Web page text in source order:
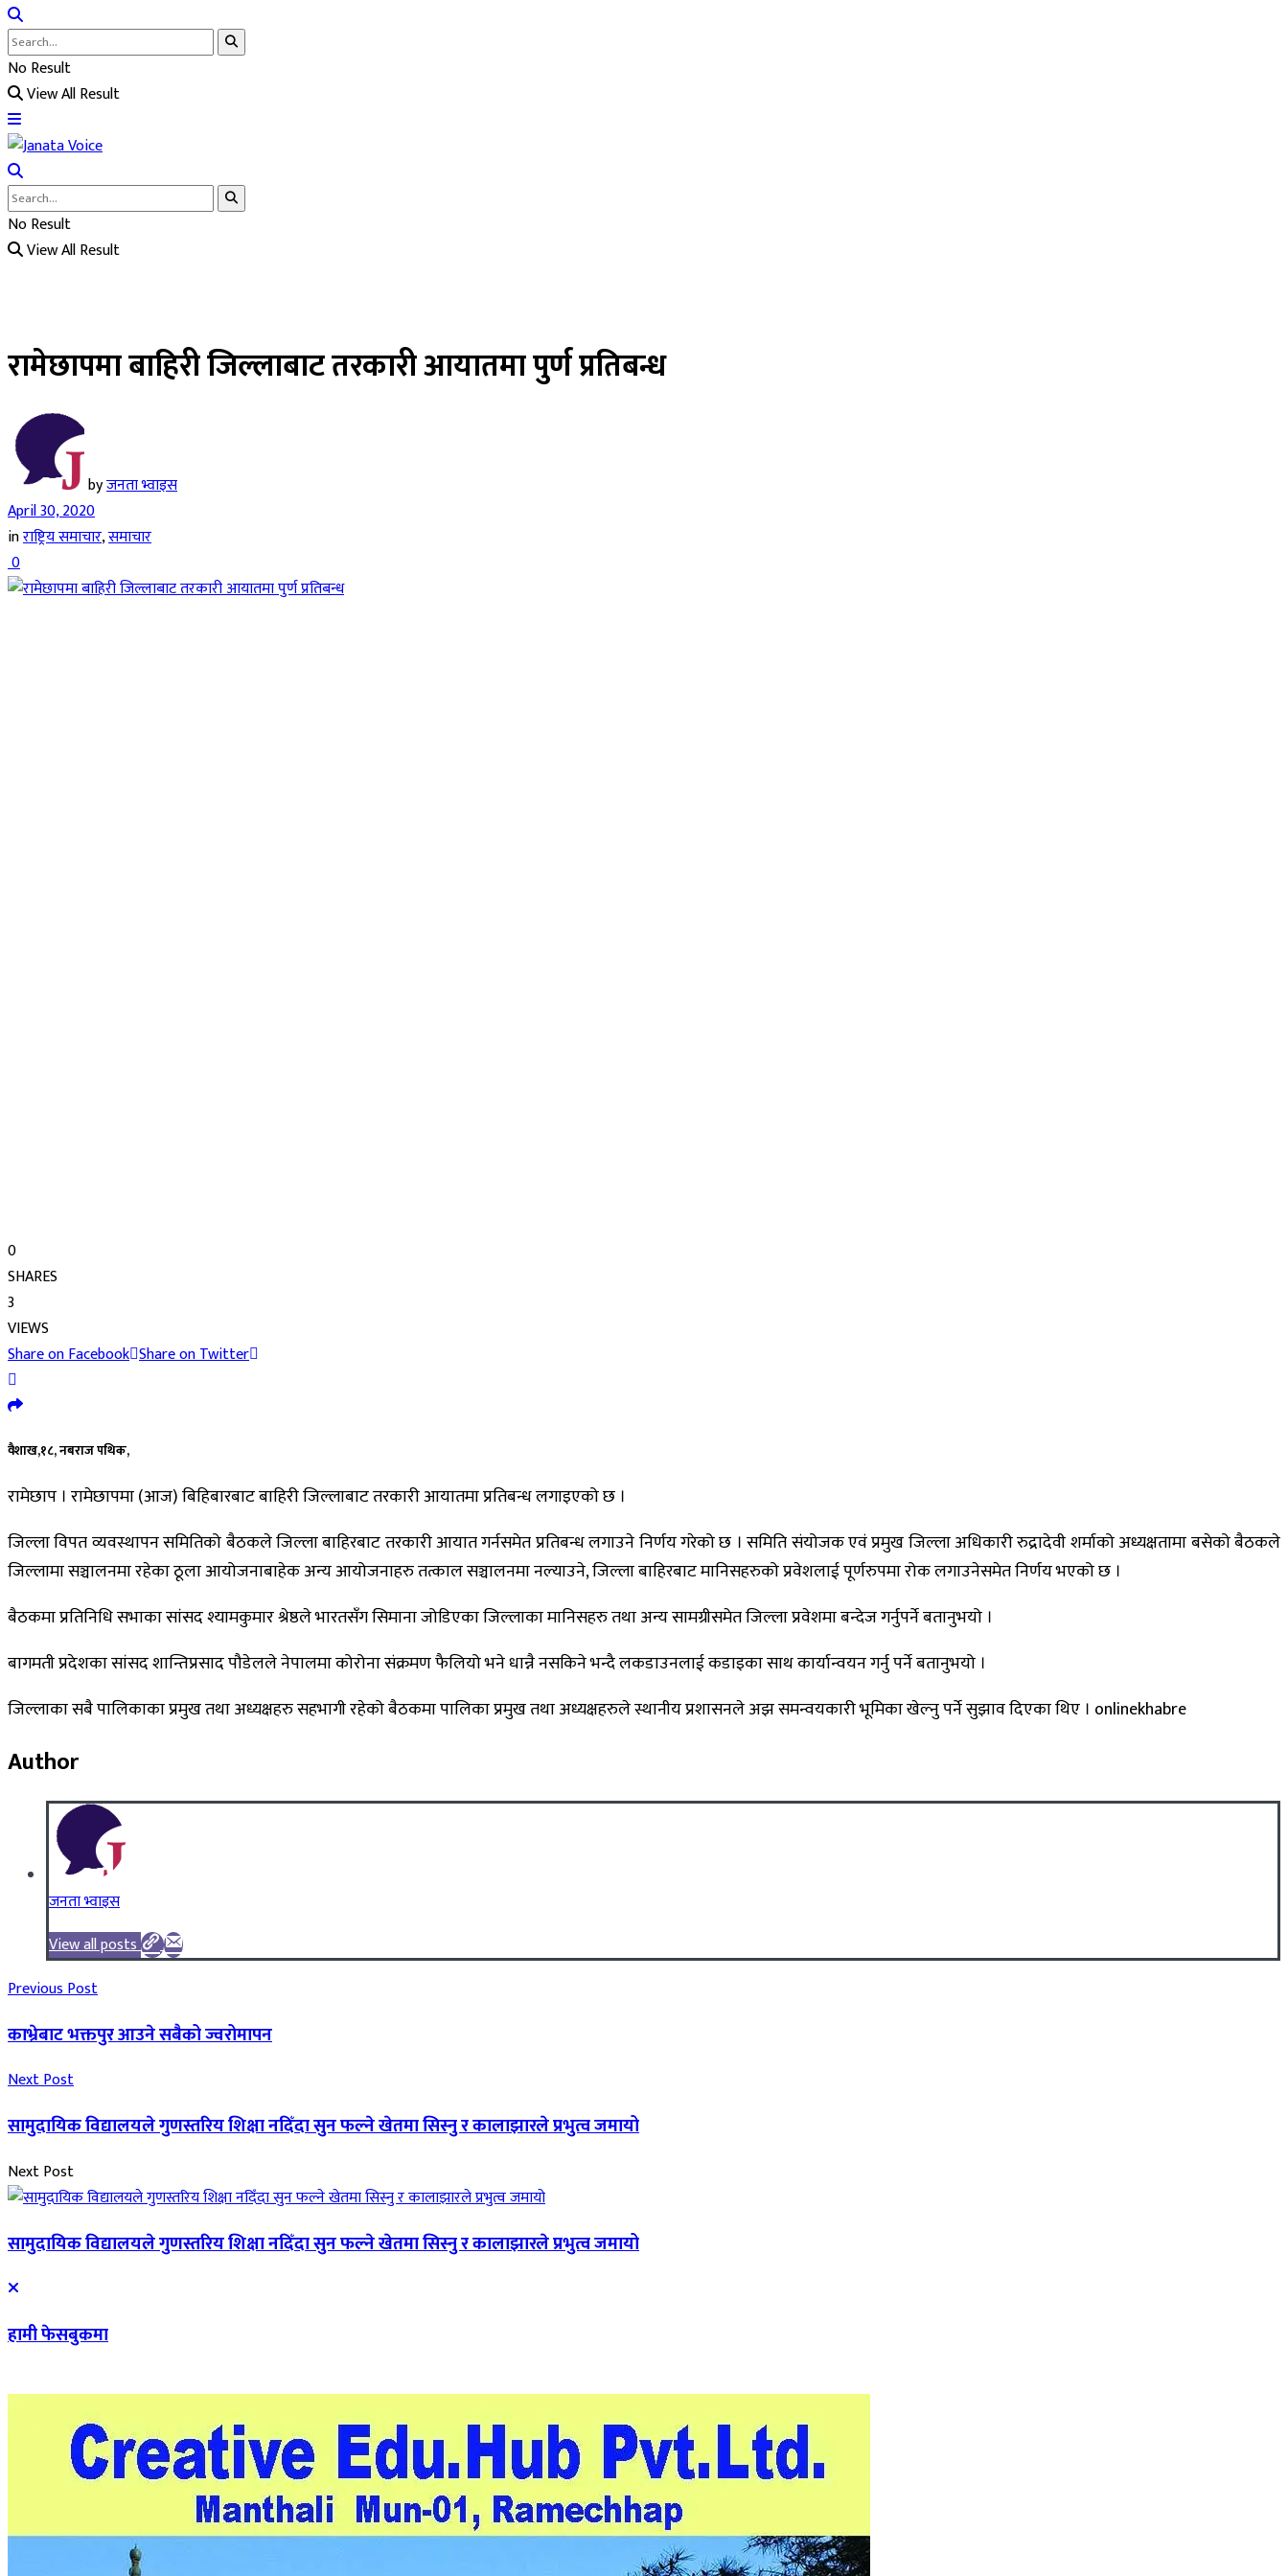
No Result
View All Result
No Result
View All Result
रामेछापमा बाहिरी जिल्लाबाट तरकारी आयातमा पुर्ण प्रतिबन्ध
byजनता भ्वाइस
April 30, 2020
inराष्ट्रिय समाचार,समाचार
0
0
SHARES
3
VIEWS
Share on Facebook Share on Twitter
वैशाख,१८, नबराज पथिक,
रामेछाप । रामेछापमा (आज) बिहिबारबाट बाहिरी जिल्लाबाट तरकारी आयातमा प्रतिबन्ध लगाइएको छ ।
जिल्ला विपत व्यवस्थापन समितिको बैठकले जिल्ला बाहिरबाट तरकारी आयात गर्नसमेत प्रतिबन्ध लगाउने निर्णय गरेको छ । समिति संयोजक एवं प्रमुख जिल्ला अधिकारी रुद्रादेवी शर्माको अध्यक्षतामा बसेको बैठकले
जिल्लामा सञ्चालनमा रहेका ठूला आयोजनाबाहेक अन्य आयोजनाहरु तत्काल सञ्चालनमा नल्याउने, जिल्ला बाहिरबाट मानिसहरुको प्रवेशलाई पूर्णरुपमा रोक लगाउनेसमेत निर्णय भएको छ ।
बैठकमा प्रतिनिधि सभाका सांसद श्यामकुमार श्रेष्ठले भारतसँग सिमाना जोडिएका जिल्लाका मानिसहरु तथा अन्य सामग्रीसमेत जिल्ला प्रवेशमा बन्देज गर्नुपर्ने बतानुभयो ।
बागमती प्रदेशका सांसद शान्तिप्रसाद पौडेलले नेपालमा कोरोना संक्रमण फैलियो भने धान्नै नसकिने भन्दै लकडाउनलाई कडाइका साथ कार्यान्वयन गर्नु पर्ने बतानुभयो ।
जिल्लाका सबै पालिकाका प्रमुख तथा अध्यक्षहरु सहभागी रहेको बैठकमा पालिका प्रमुख तथा अध्यक्षहरुले स्थानीय प्रशासनले अझ समन्वयकारी भूमिका खेल्नु पर्ने सुझाव दिएका थिए । onlinekhabre
Author
जनता भ्वाइस
View all posts
Previous Post
काभ्रेबाट भक्तपुर आउने सबैको ज्वरोमापन
Next Post
सामुदायिक विद्यालयले गुणस्तरिय शिक्षा नदिँदा सुन फल्ने खेतमा सिस्नु र कालाझारले प्रभुत्व जमायो
Next Post
सामुदायिक विद्यालयले गुणस्तरिय शिक्षा नदिँदा सुन फल्ने खेतमा सिस्नु र कालाझारले प्रभुत्व जमायो
हामी फेसबुकमा